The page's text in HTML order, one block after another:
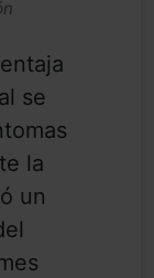
se
la
un